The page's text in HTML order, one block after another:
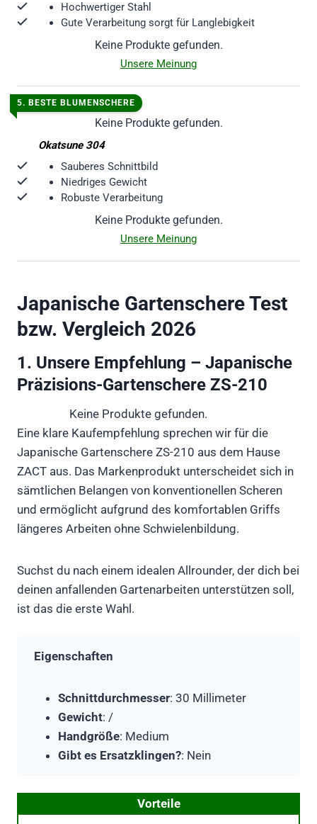
Hochwertiger Stahl
Gute Verarbeitung sorgt für Langlebigkeit
Keine Produkte gefunden.
Unsere Meinung
5. BESTE BLUMENSCHERE
Keine Produkte gefunden.
Okatsune 304
Sauberes Schnittbild
Niedriges Gewicht
Robuste Verarbeitung
Keine Produkte gefunden.
Unsere Meinung
Japanische Gartenschere Test
bzw. Vergleich 2026
1. Unsere Empfehlung – Japanische
Präzisions-Gartenschere ZS-210
Keine Produkte gefunden.
Eine klare Kaufempfehlung sprechen wir für die
Japanische Gartenschere ZS-210 aus dem Hause
ZACT aus. Das Markenprodukt unterscheidet sich in
sämtlichen Belangen von konventionellen Scheren
und ermöglicht aufgrund des komfortablen Griffs
längeres Arbeiten ohne Schwielenbildung.
Suchst du nach einem idealen Allrounder, der dich bei
deinen anfallenden Gartenarbeiten unterstützen soll,
ist das die erste Wahl.
Eigenschaften
Schnittdurchmesser: 30 Millimeter
Gewicht: /
Handgröße: Medium
Gibt es Ersatzklingen?: Nein
Vorteile